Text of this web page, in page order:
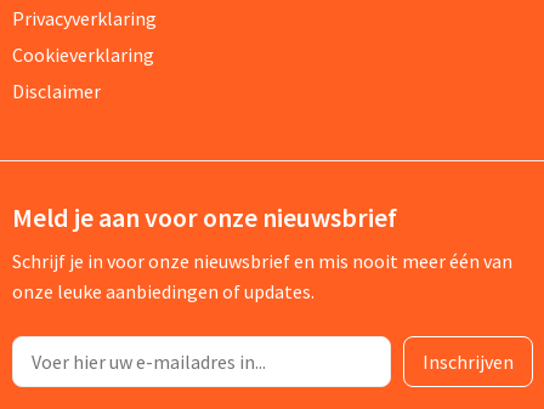
Privacyverklaring
Cookieverklaring
Disclaimer
Meld je aan voor onze nieuwsbrief
Schrijf je in voor onze nieuwsbrief en mis nooit meer één van
onze leuke aanbiedingen of updates.